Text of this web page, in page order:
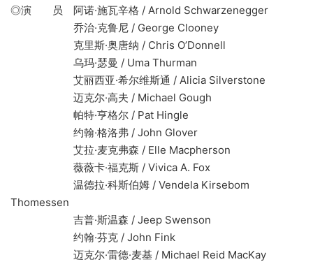
◎演 员 阿诺·施瓦辛格 / Arnold Schwarzenegger
乔治·克鲁尼 / George Clooney
克里斯·奥唐纳 / Chris O’Donnell
乌玛·瑟曼 / Uma Thurman
艾丽西亚·希尔维斯通 / Alicia Silverstone
迈克尔·高夫 / Michael Gough
帕特·亨格尔 / Pat Hingle
约翰·格洛弗 / John Glover
艾拉·麦克弗森 / Elle Macpherson
薇薇卡·福克斯 / Vivica A. Fox
温德拉·科斯伯姆 / Vendela Kirsebom
Thomessen
吉普·斯温森 / Jeep Swenson
约翰·芬克 / John Fink
迈克尔·雷德·麦基 / Michael Reid MacKay